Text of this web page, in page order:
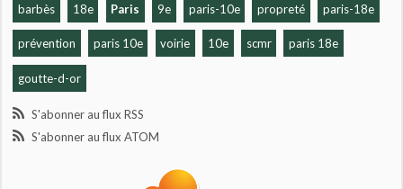
barbès 18e Paris 9e paris-10e propreté paris-18e
prévention paris 10e voirie 10e scmr paris 18e
goutte-d-or
S'abonner au flux RSS
S'abonner au flux ATOM